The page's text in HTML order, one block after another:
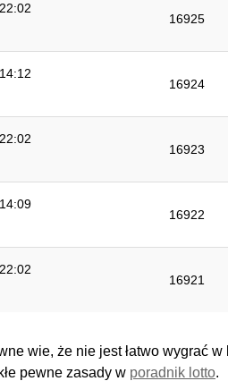
16925
16924
16923
16922
16921
wie, że nie jest łatwo wygrać w
pewne zasady w poradnik lotto.